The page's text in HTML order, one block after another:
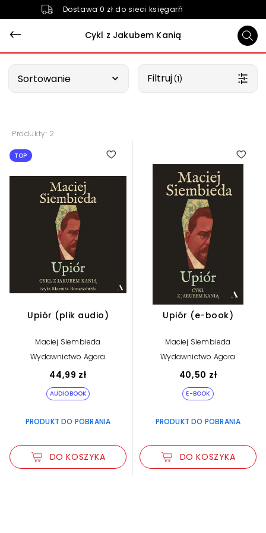
Dostawa 0 zł do sieci księgarń
Cykl z Jakubem Kanią
Sortowanie Filtruj (1)
Produkty: 2
TOP
Upiór (plik audio)
Maciej Siembieda
Wydawnictwo Agora
44,99 zł
AUDIOBOOK
PRODUKT DO POBRANIA
DO KOSZYKA
Upiór (e-book)
Maciej Siembieda
Wydawnictwo Agora
40,50 zł
E-BOOK
PRODUKT DO POBRANIA
DO KOSZYKA